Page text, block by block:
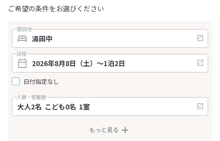
ご希望の条件をお選びください
宿泊地
日程
日付指定なし
人数・部屋数
もっと見る